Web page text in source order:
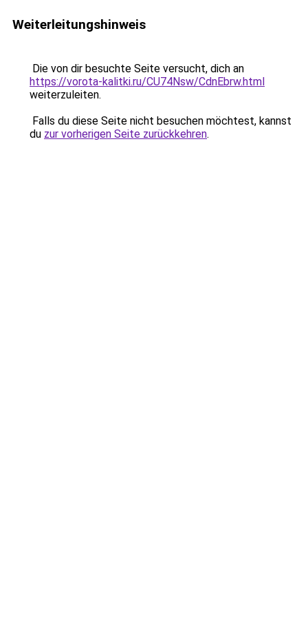
Weiterleitungshinweis
Die von dir besuchte Seite versucht, dich an
https://vorota-kalitki.ru/CU74Nsw/CdnEbrw.html
weiterzuleiten.
Falls du diese Seite nicht besuchen möchtest, kannst
du zur vorherigen Seite zurückkehren.